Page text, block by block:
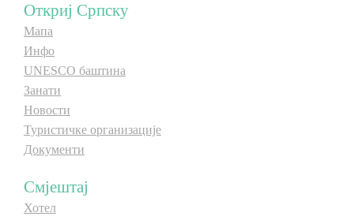
Откриј Српску
Мапа
Инфо
UNESCO баштина
Занати
Новости
Туристичке организације
Документи
Смјештај
Хотел